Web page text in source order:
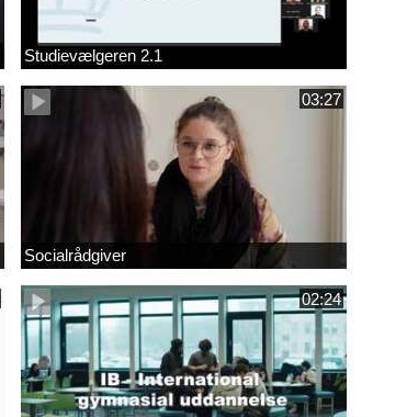
Studievælgeren 2.1
03:27
Socialrådgiver
02:24